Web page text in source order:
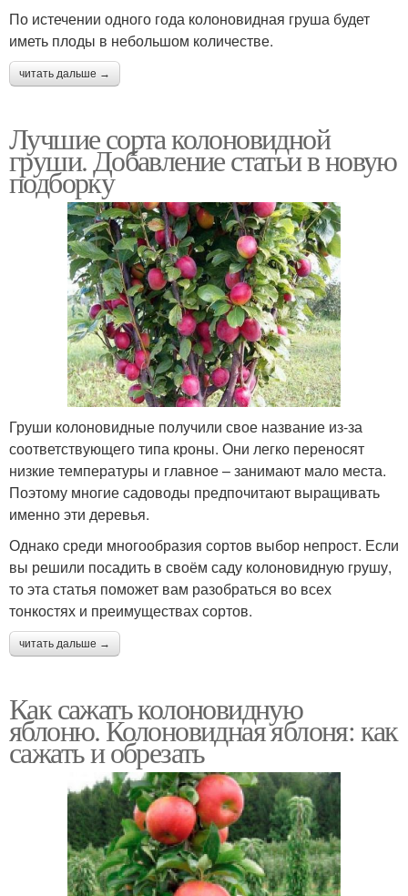
По истечении одного года колоновидная груша будет
иметь плоды в небольшом количестве.
читать дальше →
Лучшие сорта колоновидной
груши. Добавление статьи в новую
подборку
Груши колоновидные получили свое название из-за
соответствующего типа кроны. Они легко переносят
низкие температуры и главное – занимают мало места.
Поэтому многие садоводы предпочитают выращивать
именно эти деревья.
Однако среди многообразия сортов выбор непрост. Если
вы решили посадить в своём саду колоновидную грушу,
то эта статья поможет вам разобраться во всех
тонкостях и преимуществах сортов.
читать дальше →
Как сажать колоновидную
яблоню. Колоновидная яблоня: как
сажать и обрезать